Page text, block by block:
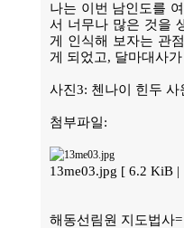
나는 이번 남인도를
서 너무나 많은 것을
게 인식해 보자는 관
게 되었고, 달마대사
사진3: 첸나이 힌두
첨부파일:
13me03.jpg [ 6.2 KiB
해동선림원 지도법사